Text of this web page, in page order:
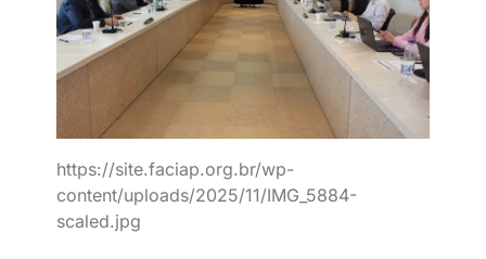
https://site.faciap.org.br/wp-
content/uploads/2025/11/IMG_5884-
scaled.jpg